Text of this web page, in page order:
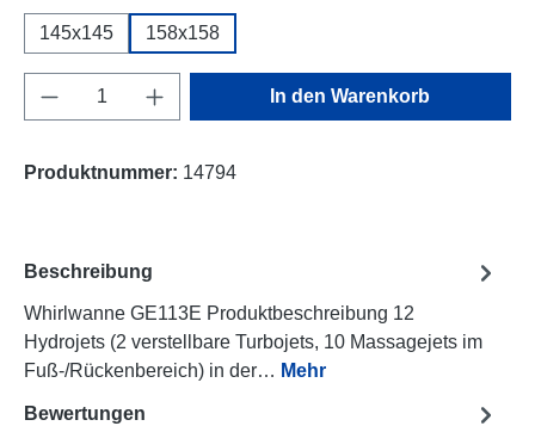
145x145 158x158
Produkt Anzahl: Gib den gewünschten
In den Warenkorb
Produktnummer: 14794
Beschreibung
Whirlwanne GE113E Produktbeschreibung 12
Hydrojets (2 verstellbare Turbojets, 10 Massagejets im
Fuß-/Rückenbereich) in der… Mehr
Bewertungen